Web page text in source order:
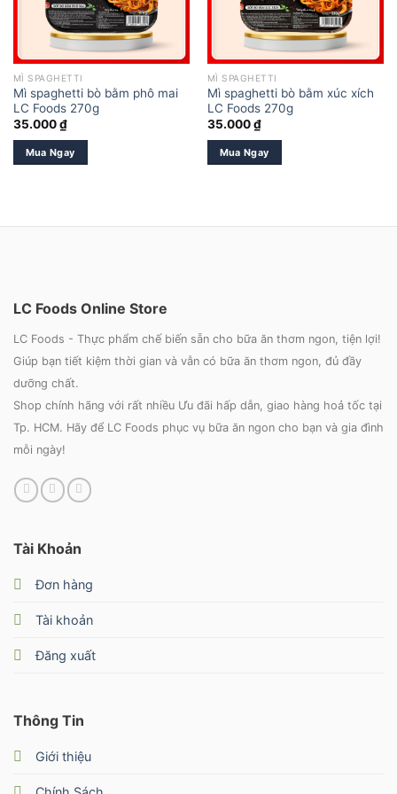
MÌ SPAGHETTI
Mì spaghetti bò bằm phô mai
LC Foods 270g
35.000₫
Mua Ngay
MÌ SPAGHETTI
Mì spaghetti bò bằm xúc xích
LC Foods 270g
35.000₫
Mua Ngay
LC Foods Online Store
LC Foods - Thực phẩm chế biến sẵn cho bữa ăn thơm ngon, tiện lợi!
Giúp bạn tiết kiệm thời gian và vẫn có bữa ăn thơm ngon, đủ đầy
dưỡng chất.
Shop chính hãng với rất nhiều Ưu đãi hấp dẫn, giao hàng hoả tốc tại
Tp. HCM. Hãy để LC Foods phục vụ bữa ăn ngon cho bạn và gia đình
mỗi ngày!
Tài Khoản
Đơn hàng
Tài khoản
Đăng xuất
Thông Tin
Giới thiệu